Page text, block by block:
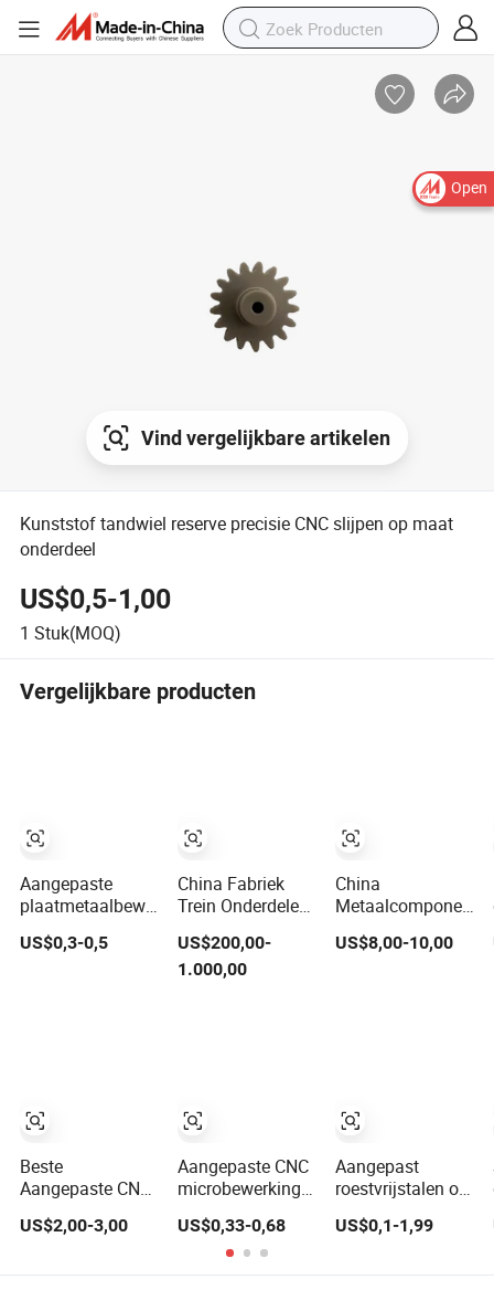
Open
Vind vergelijkbare artikelen
Kunststof tandwiel reserve precisie CNC slijpen op maat
onderdeel
US$0,5-1,00
1 Stuk(MOQ)
Vergelijkbare producten
Aangepaste
plaatmetaalbewerkingdiensten
koper roestvrij
staal aluminium
US$0,3-0,5
Beste
Aangepaste CNC-
Auto-onderdelen
US$2,00-3,00
China Fabriek
Trein Onderdelen
& Accessoires
CKD9a CKD9c
CKD6e
US$200,00-
1.000,00
Aangepaste CNC
microbewerking
metalen auto
motoronderdelen
US$0,33-0,68
China
Hoge Kwaliteit
OEM Aangepaste
Machineonderdeel
US$8,00-10,00
Aangepast
roestvrijstalen op
spuitgietmatrijzen
US$0,1-1,99